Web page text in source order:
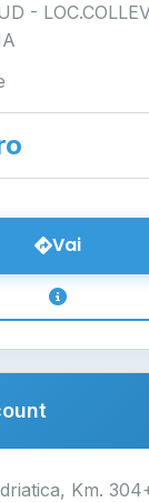
-
Vai
Km.